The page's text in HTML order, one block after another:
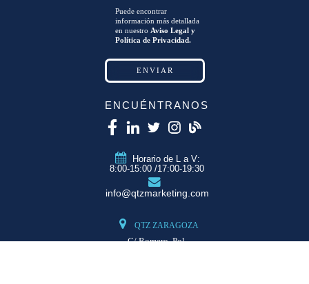
Puede encontrar
información más detallada
en nuestro Aviso Legal y
Política de Privacidad.
ENCUÉNTRANOS
Horario de L a V:
8:00-15:00 /17:00-19:30
info@qtzmarketing.com
QTZ ZARAGOZA
C/ Romero, Pol.